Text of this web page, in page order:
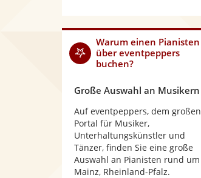
Warum einen Pianisten
über eventpeppers
buchen?
Große Auswahl an Musikern
Auf eventpeppers, dem großen
Portal für Musiker,
Unterhaltungskünstler und
Tänzer, finden Sie eine große
Auswahl an Pianisten rund um
Mainz, Rheinland-Pfalz.